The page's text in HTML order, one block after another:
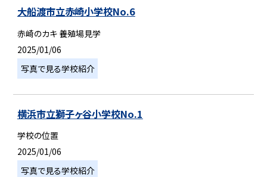
大船渡市立赤崎小学校No.6
赤崎のカキ 養殖場見学
2025/01/06
写真で見る学校紹介
横浜市立獅子ヶ谷小学校No.1
学校の位置
2025/01/06
写真で見る学校紹介